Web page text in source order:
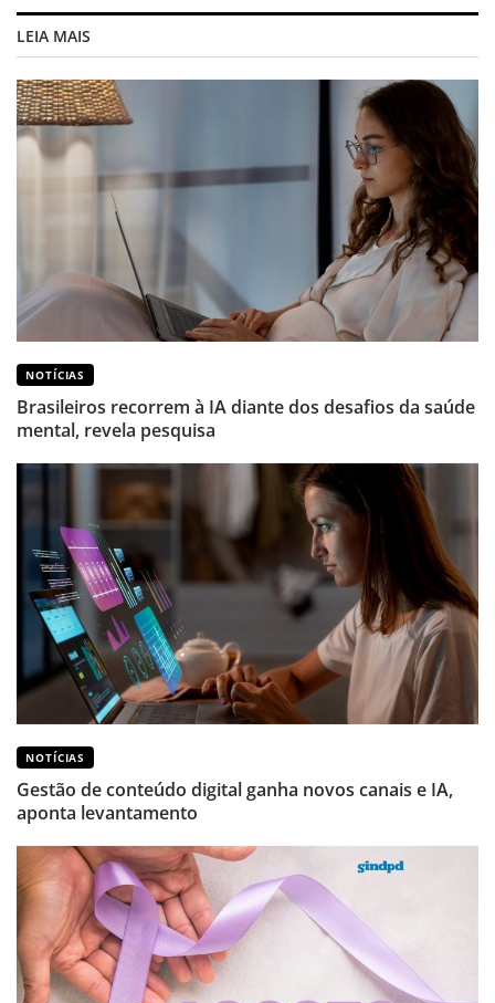
LEIA MAIS
NOTÍCIAS
Brasileiros recorrem à IA diante dos desafios da saúde
mental, revela pesquisa
NOTÍCIAS
Gestão de conteúdo digital ganha novos canais e IA,
aponta levantamento